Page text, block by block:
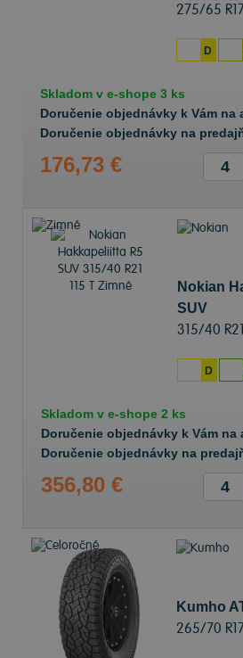
275/65
D
Skladom v e-shope 3 ks
Doručenie objednávky k Vám na
Doručenie objednávky na
176,73 €
Nokian
SUV
315/40
D
Skladom v e-shope 2 ks
Doručenie objednávky k Vám na
Doručenie objednávky na
356,80 €
Kumho
265/70